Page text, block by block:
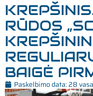
RŪDOS
BAIGĖ
Paskelbimo data:28